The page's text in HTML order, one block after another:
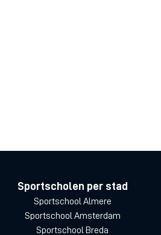
Sportscholen per stad
Sportschool Almere
Sportschool Amsterdam
Sportschool Breda